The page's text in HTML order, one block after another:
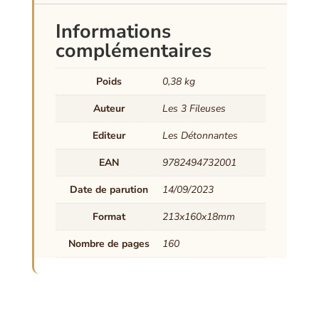
Informations
complémentaires
Poids
0,38 kg
Auteur
Les 3 Fileuses
Editeur
Les Détonnantes
EAN
9782494732001
Date de parution
14/09/2023
Format
213x160x18mm
Nombre de pages
160